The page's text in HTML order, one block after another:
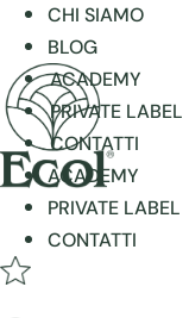
CHI SIAMO
BLOG
ACADEMY
PRIVATE LABEL
CONTATTI
ACADEMY
PRIVATE LABEL
CONTATTI